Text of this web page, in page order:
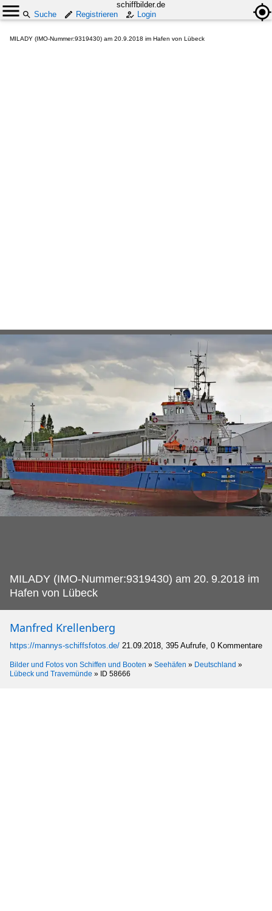
schiffbilder.de
Suche
Registrieren Login
MILADY (IMO-Nummer:9319430) am 20.9.2018 im Hafen von Lübeck
MILADY (IMO-Nummer:9319430) am 20. 9.2018 im
Hafen von Lübeck
Manfred Krellenberg
https://mannys-schiffsfotos.de/ 21.09.2018, 395 Aufrufe, 0 Kommentare
Bilder und Fotos von Schiffen und Booten » Seehäfen » Deutschland »
Lübeck und Travemünde » ID 58666